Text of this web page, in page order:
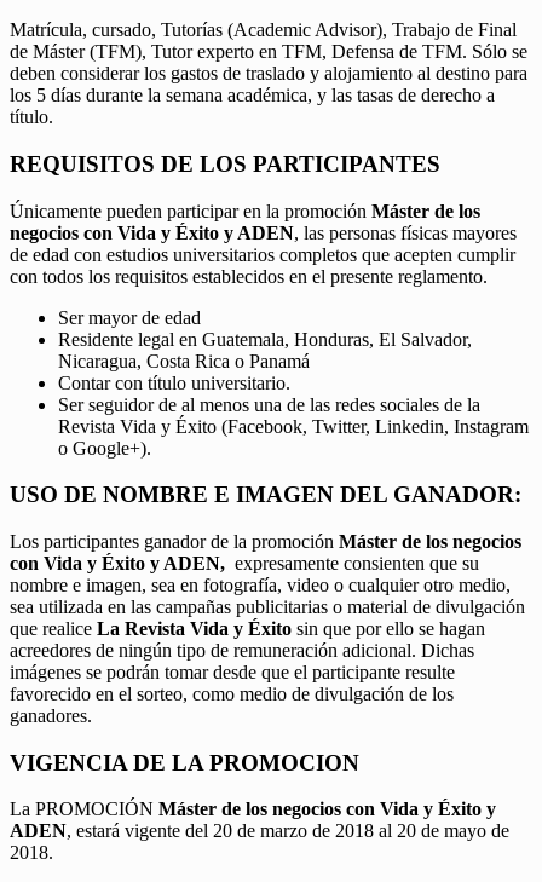
Matrícula, cursado, Tutorías (Academic Advisor), Trabajo de Final
de Máster (TFM), Tutor experto en TFM, Defensa de TFM. Sólo se
deben considerar los gastos de traslado y alojamiento al destino para
los 5 días durante la semana académica, y las tasas de derecho a
título.
REQUISITOS DE LOS PARTICIPANTES
Únicamente pueden participar en la promoción Máster de los
negocios con Vida y Éxito y ADEN, las personas físicas mayores
de edad con estudios universitarios completos que acepten cumplir
con todos los requisitos establecidos en el presente reglamento.
Ser mayor de edad
Residente legal en Guatemala, Honduras, El Salvador,
Nicaragua, Costa Rica o Panamá
Contar con título universitario.
Ser seguidor de al menos una de las redes sociales de la
Revista Vida y Éxito (Facebook, Twitter, Linkedin, Instagram
o Google+).
USO DE NOMBRE E IMAGEN DEL GANADOR:
Los participantes ganador de la promoción Máster de los negocios
con Vida y Éxito y ADEN, expresamente consienten que su
nombre e imagen, sea en fotografía, video o cualquier otro medio,
sea utilizada en las campañas publicitarias o material de divulgación
que realice La Revista Vida y Éxito sin que por ello se hagan
acreedores de ningún tipo de remuneración adicional. Dichas
imágenes se podrán tomar desde que el participante resulte
favorecido en el sorteo, como medio de divulgación de los
ganadores.
VIGENCIA DE LA PROMOCION
La PROMOCIÓN Máster de los negocios con Vida y Éxito y
ADEN, estará vigente del 20 de marzo de 2018 al 20 de mayo de
2018.